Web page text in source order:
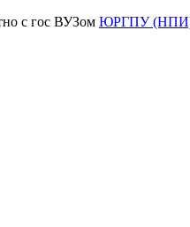
с гос ВУЗом ЮРГПУ